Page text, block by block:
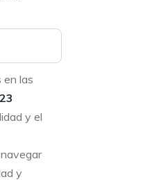
en las
y el
y